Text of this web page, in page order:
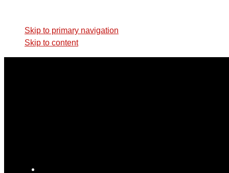
Skip to primary navigation
Skip to content